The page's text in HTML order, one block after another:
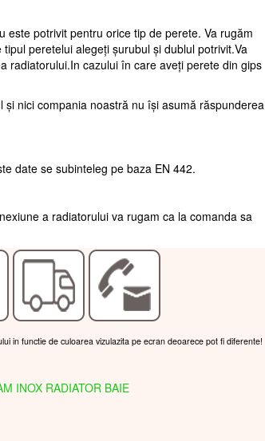
potrivit pentru orice tip de perete. Va rugăm
peretelui alegeți șurubul și dublul potrivit.Va
radiatorului.In cazului în care aveți perete din gips
nici compania noastră nu își asumă răspunderea
date se subinteleg pe baza EN 442.
a radiatorului va rugam ca la comanda sa
in functie de culoarea vizulazita pe ecran deoarece pot fi diferente!
INOX RADIATOR BAIE